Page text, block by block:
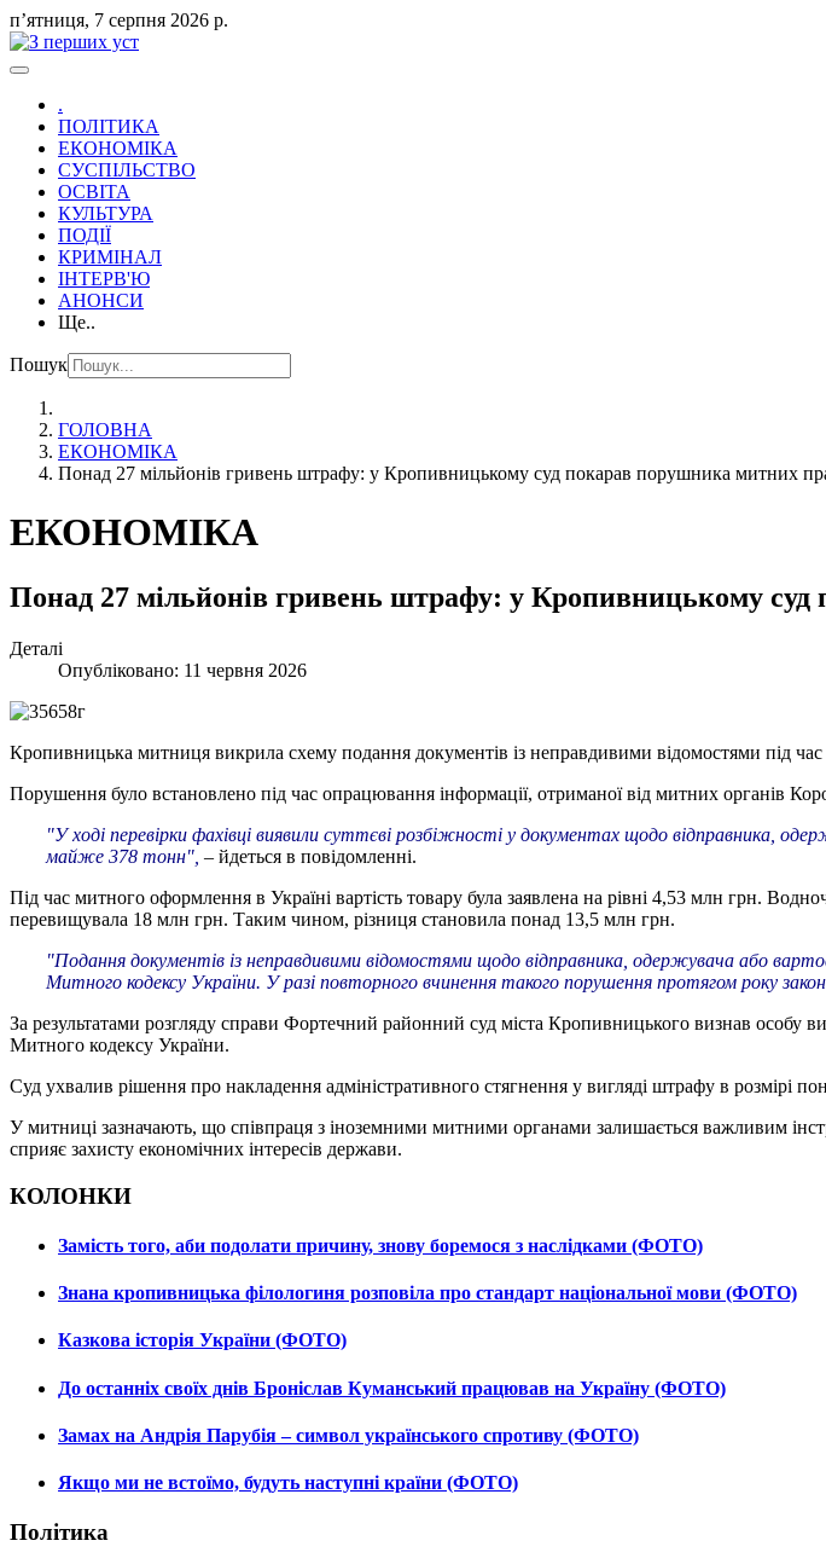
пʼятниця, 7 серпня 2026 р.
.
ПОЛІТИКА
ЕКОНОМІКА
СУСПІЛЬСТВО
ОСВІТА
КУЛЬТУРА
ПОДІЇ
КРИМІНАЛ
ІНТЕРВ'Ю
АНОНСИ
Ще..
Пошук
ГОЛОВНА
ЕКОНОМІКА
Понад 27 мільйонів гривень штрафу: у Кропивницькому суд покарав порушника митних
ЕКОНОМІКА
Понад 27 мільйонів гривень штрафу: у Кропивницькому
Деталі
Опубліковано: 11 червня 2026
Кропивницька митниця викрила схему подання документів із неправдивими відомостями під
Порушення було встановлено під час опрацювання інформації, отриманої від митних органів
"У ході перевірки фахівці виявили суттєві розбіжності у документах щодо відправника,
майже 378 тонн", – йдеться в повідомленні.
Під час митного оформлення в Україні вартість товару була заявлена на рівні 4,53 млн грн.
перевищувала 18 млн грн. Таким чином, різниця становила понад 13,5 млн грн.
"Подання документів із неправдивими відомостями щодо відправника, одержувача або
Митного кодексу України. У разі повторного вчинення такого порушення протягом року
За результатами розгляду справи Фортечний районний суд міста Кропивницького визнав
Митного кодексу України.
Суд ухвалив рішення про накладення адміністративного стягнення у вигляді штрафу в розмірі
У митниці зазначають, що співпраця з іноземними митними органами залишається важливим
сприяє захисту економічних інтересів держави.
КОЛОНКИ
Замість того, аби подолати причину, знову боремося з наслідками (ФОТО)
Знана кропивницька філологиня розповіла про стандарт національної мови (ФОТО)
Казкова історія України (ФОТО)
До останніх своїх днів Броніслав Куманський працював на Україну (ФОТО)
Замах на Андрія Парубія – символ українського спротиву (ФОТО)
Якщо ми не встоїмо, будуть наступні країни (ФОТО)
Політика